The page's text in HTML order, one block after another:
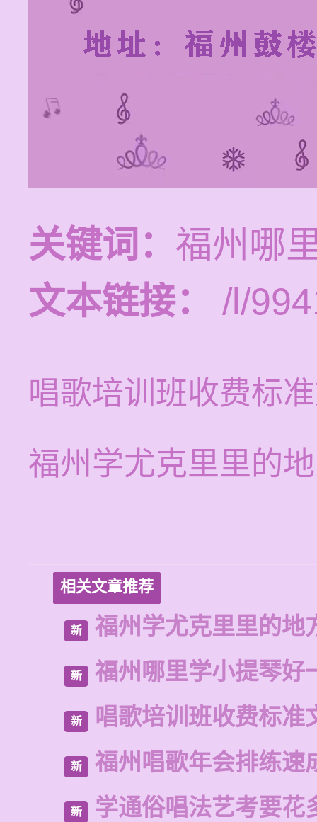
关键词： 福州哪
文本链接：
/l/
唱歌培训班收费标
福州学尤克里里的
相关文章推荐
新 福州学尤克里里的地
新 福州哪里学小提琴好
新 唱歌培训班收费标准
新 福州唱歌年会排练速
新 学通俗唱法艺考要花